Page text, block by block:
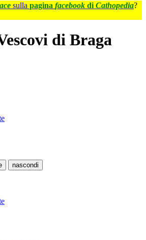
sulla pagina facebook di Cathopedia?
di Braga
nascondi